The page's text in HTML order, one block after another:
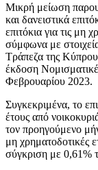
Μικρή μείωση
και δανειστικά
επιτόκια για τις μη
σύμφωνα με
Τράπεζα της
έκδοση
Φεβρουαρίου 2023.
Συγκεκριμένα, το
έτους από
τον προηγούμενο
μη χρηματοδοτικές
σύγκριση με 0,61%